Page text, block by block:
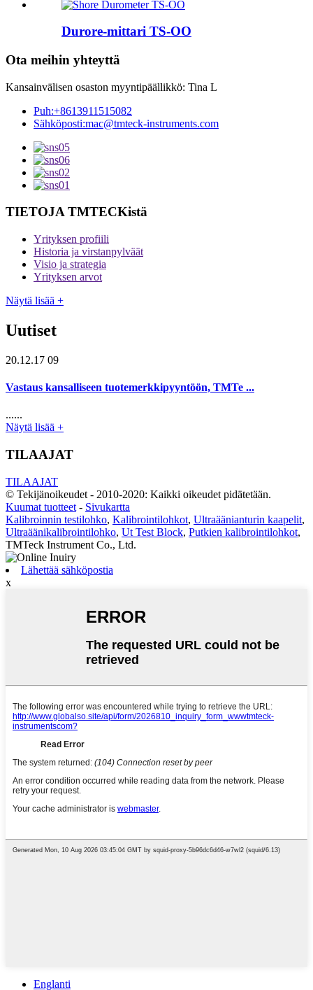
Durore-mittari TS-OO
Ota meihin yhteyttä
Kansainvälisen osaston myyntipäällikkö: Tina L
Puh:+8613911515082
Sähköposti:mac@tmteck-instruments.com
TIETOJA TMTECKistä
Yrityksen profiili
Historia ja virstanpylväät
Visio ja strategia
Yrityksen arvot
Näytä lisää +
Uutiset
20.12.17 09
Vastaus kansalliseen tuotemerkkipyyntöön, TMTe ...
......
Näytä lisää +
TILAAJAT
TILAAJAT
© Tekijänoikeudet - 2010-2020: Kaikki oikeudet pidätetään.
Kuumat tuotteet - Sivukartta
Kalibroinnin testilohko, Kalibrointilohkot, Ultraäänianturin kaapelit,
Ultraäänikalibrointilohko, Ut Test Block, Putkien kalibrointilohkot,
TMTeck Instrument Co., Ltd.
Lähettää sähköpostia
x
Englanti